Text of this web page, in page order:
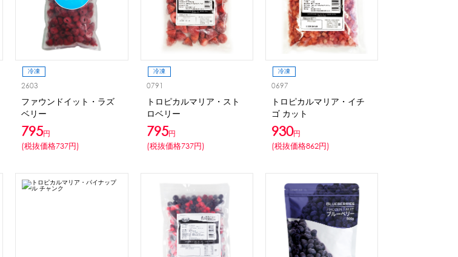
冷凍
2603
ファウンドイット・ラズ
ベリー
795円
(税抜価格737円)
冷凍
0791
トロピカルマリア・スト
ロベリー
795円
(税抜価格737円)
冷凍
0697
トロピカルマリア・イチ
ゴ カット
930円
(税抜価格862円)